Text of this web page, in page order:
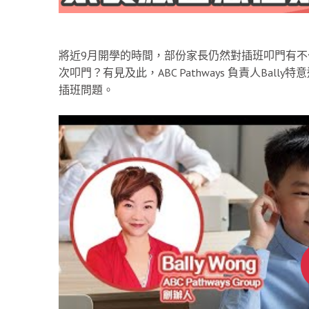
將近9月開學的時間，部份家長仍然對插班叩門有
次叩門？有見及此，ABC Pathways 負責人Bally特
插班問題。